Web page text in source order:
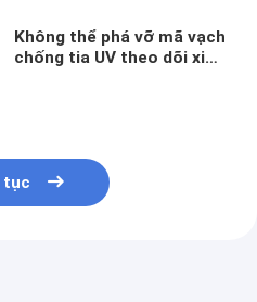
Không thể phá vỡ mã vạch
chống tia UV theo dõi xi
tục